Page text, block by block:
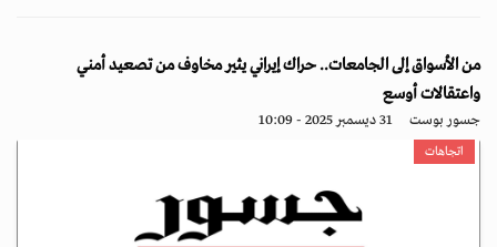
من الأسواق إلى الجامعات.. حراك إيراني يثير مخاوف من تصعيد أمني
واعتقالات أوسع
جسور بوست 31 ديسمبر 2025 - 10:09
اتجاهات